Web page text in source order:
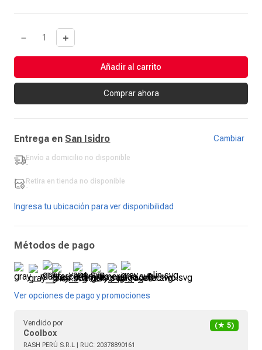
＋
－
Añadir al carrito
Comprar ahora
Entrega en San Isidro Cambiar
Envío a domicilio no disponible
-
Retira en tienda no disponible
-
Ingresa tu ubicación para ver disponibilidad
Métodos de pago
Ver opciones de pago y promociones
Vendido por
Coolbox
(★ 5)
RASH PERÚ S.R.L | RUC: 20378890161